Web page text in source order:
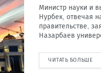
Министр науки и
Нурбек, отвечая
правительстве,
Назарбаев
ЧИТАТЬ БОЛЬШЕ